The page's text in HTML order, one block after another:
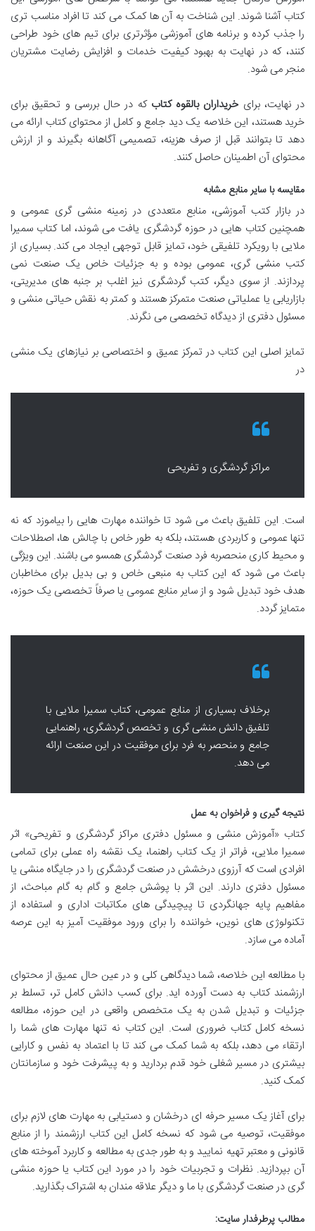
کتاب آشنا شوند. این شناخت به آن ها کمک می کند تا افراد مناسب تری
را جذب کرده و برنامه های آموزشی مؤثرتری برای تیم های خود طراحی
کنند، که در نهایت به بهبود کیفیت خدمات و افزایش رضایت مشتریان
منجر می شود.
در نهایت، برایخریداران بالقوه کتاب که در حال بررسی و تحقیق برای
خرید هستند، این خلاصه یک دید جامع و کامل از محتوای کتاب ارائه می
دهد تا بتوانند قبل از صرف هزینه، تصمیمی آگاهانه بگیرند و از ارزش
محتوای آن اطمینان حاصل کنند.
مقایسه با سایر منابع مشابه
در بازار کتب آموزشی، منابع متعددی در زمینه منشی گری عمومی و
همچنین کتاب هایی در حوزه گردشگری یافت می شوند، اما کتاب سمیرا
ملایی با رویکرد تلفیقی خود، تمایز قابل توجهی ایجاد می کند. بسیاری از
کتب منشی گری، عمومی بوده و به جزئیات خاص یک صنعت نمی
پردازند. از سوی دیگر، کتب گردشگری نیز اغلب بر جنبه های مدیریتی،
بازاریابی یا عملیاتی صنعت متمرکز هستند و کمتر به نقش حیاتی منشی و
مسئول دفتری از دیدگاه تخصصی می نگرند.
تمایز اصلی این کتاب در تمرکز عمیق و اختصاصی بر نیازهای یک منشی
در
مراکز گردشگری و تفریحی
است. این تلفیق باعث می شود تا خواننده مهارت هایی را بیاموزد که نه
تنها عمومی و کاربردی هستند، بلکه به طور خاص با چالش ها، اصطلاحات
و محیط کاری منحصربه فرد صنعت گردشگری همسو می باشند. این ویژگی
باعث می شود که این کتاب به منبعی خاص و بی بدیل برای مخاطبان
هدف خود تبدیل شود و از سایر منابع عمومی یا صرفاً تخصصی یک حوزه،
متمایز گردد.
برخلاف بسیاری از منابع عمومی، کتاب سمیرا ملایی با
تلفیق دانش منشی گری و تخصص گردشگری، راهنمایی
جامع و منحصر به فرد برای موفقیت در این صنعت ارائه
می دهد.
نتیجه گیری و فراخوان به عمل
کتاب «آموزش منشی و مسئول دفتری مراکز گردشگری و تفریحی» اثر
سمیرا ملایی، فراتر از یک کتاب راهنما، یک نقشه راه عملی برای تمامی
افرادی است که آرزوی درخشش در صنعت گردشگری را در جایگاه منشی یا
مسئول دفتری دارند. این اثر با پوشش جامع و گام به گام مباحث، از
مفاهیم پایه جهانگردی تا پیچیدگی های مکاتبات اداری و استفاده از
تکنولوژی های نوین، خواننده را برای ورود موفقیت آمیز به این عرصه
آماده می سازد.
با مطالعه این خلاصه، شما دیدگاهی کلی و در عین حال عمیق از محتوای
ارزشمند کتاب به دست آورده اید. برای کسب دانش کامل تر، تسلط بر
جزئیات و تبدیل شدن به یک متخصص واقعی در این حوزه، مطالعه
نسخه کامل کتاب ضروری است. این کتاب نه تنها مهارت های شما را
ارتقاء می دهد، بلکه به شما کمک می کند تا با اعتماد به نفس و کارایی
بیشتری در مسیر شغلی خود قدم بردارید و به پیشرفت خود و سازمانتان
کمک کنید.
برای آغاز یک مسیر حرفه ای درخشان و دستیابی به مهارت های لازم برای
موفقیت، توصیه می شود که نسخه کامل این کتاب ارزشمند را از منابع
قانونی و معتبر تهیه نمایید و به طور جدی به مطالعه و کاربرد آموخته های
آن بپردازید. نظرات و تجربیات خود را در مورد این کتاب یا حوزه منشی
گری در صنعت گردشگری با ما و دیگر علاقه مندان به اشتراک بگذارید.
مطالب پرطرفدار سایت: